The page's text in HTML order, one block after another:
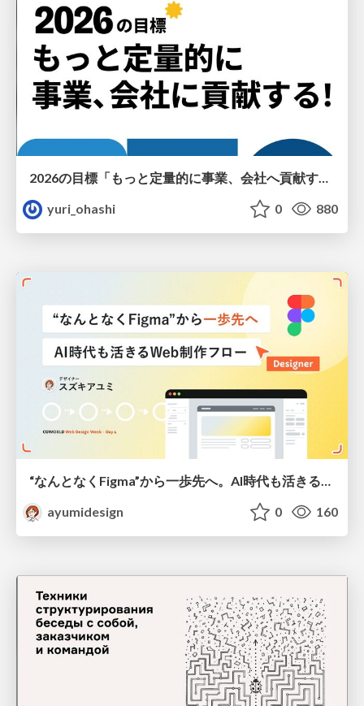
2026の目標「もっと定量的に事業、会社へ貢献する！」
yuri_ohashi
0 880
ayumidesign
0 160